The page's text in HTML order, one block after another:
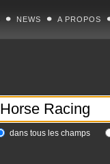
NEWS A PROPOS
dans tous les champs